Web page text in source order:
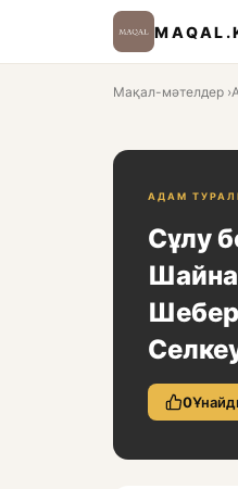
Мақал-мәтелдер ›
АДАМ
Сұлу
Шебер
0